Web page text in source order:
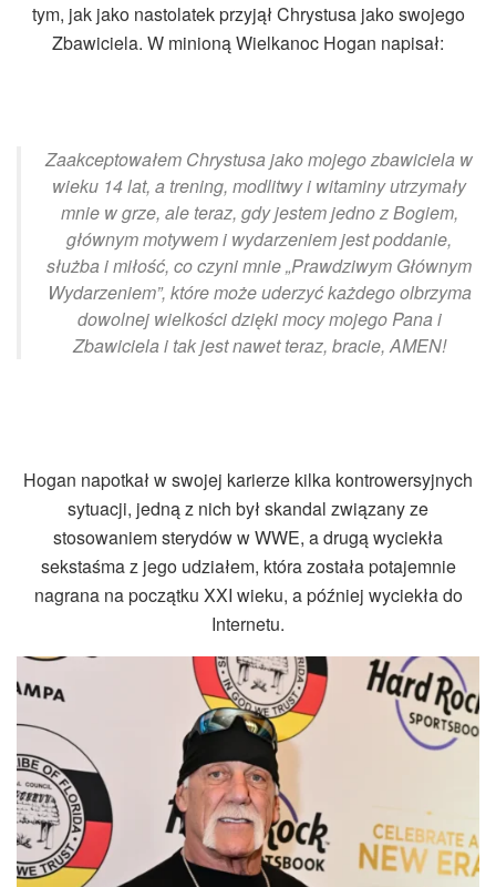
tym, jak jako nastolatek przyjął Chrystusa jako swojego
Zbawiciela. W minioną Wielkanoc Hogan napisał:
Zaakceptowałem Chrystusa jako mojego zbawiciela w
wieku 14 lat, a trening, modlitwy i witaminy utrzymały
mnie w grze, ale teraz, gdy jestem jedno z Bogiem,
głównym motywem i wydarzeniem jest poddanie,
służba i miłość, co czyni mnie „Prawdziwym Głównym
Wydarzeniem”, które może uderzyć każdego olbrzyma
dowolnej wielkości dzięki mocy mojego Pana i
Zbawiciela i tak jest nawet teraz, bracie, AMEN!
Hogan napotkał w swojej karierze kilka kontrowersyjnych
sytuacji, jedną z nich był skandal związany ze
stosowaniem sterydów w WWE, a drugą wyciekła
sekstaśma z jego udziałem, która została potajemnie
nagrana na początku XXI wieku, a później wyciekła do
Internetu.